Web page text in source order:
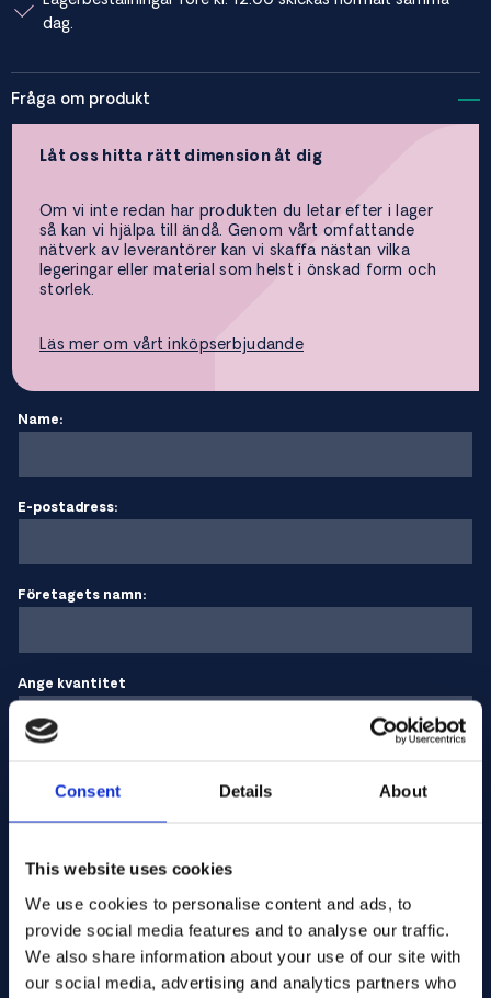
Consent Details About
This website uses cookies
We use cookies to personalise content and ads, to
provide social media features and to analyse our traffic.
We also share information about your use of our site with
our social media, advertising and analytics partners who
dag.
Fråga om produkt
Låt oss hitta rätt dimension åt dig
Om vi inte redan har produkten du letar efter i lager
så kan vi hjälpa till ändå. Genom vårt omfattande
nätverk av leverantörer kan vi skaffa nästan vilka
legeringar eller material som helst i önskad form och
storlek.
Läs mer om vårt inköpserbjudande
Name:
E-postadress:
Företagets namn:
Ange kvantitet